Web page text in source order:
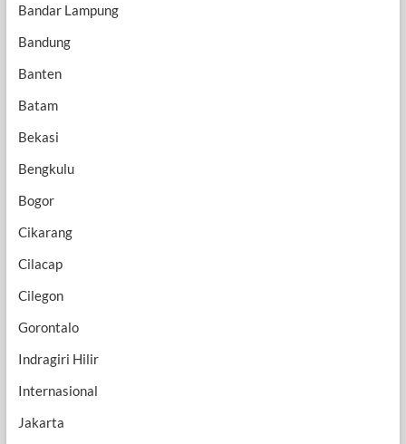
Bandar Lampung
Bandung
Banten
Batam
Bekasi
Bengkulu
Bogor
Cikarang
Cilacap
Cilegon
Gorontalo
Indragiri Hilir
Internasional
Jakarta